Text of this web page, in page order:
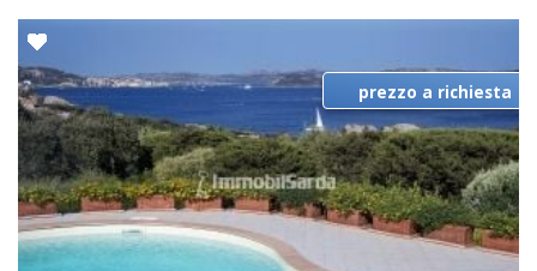
prezzo a richiesta